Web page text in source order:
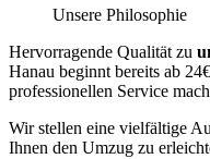
Unsere Philosophie
Hervorragende Qualität zu
Hanau beginnt bereits ab
professionellen Service
Wir stellen eine vielfältige
Ihnen den Umzug zu